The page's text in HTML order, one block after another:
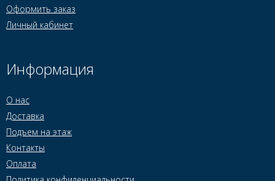
Оформить заказ
Личный кабинет
Информация
О нас
Доставка
Подъем на этаж
Контакты
Оплата